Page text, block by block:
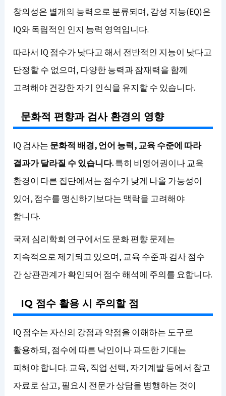
창의성은 별개의 능력으로 분류되며, 감성 지능(EQ)은
IQ와 독립적인 인지 능력 영역입니다.
따라서 IQ 점수가 낮다고 해서 전반적인 지능이 낮다고
단정할 수 없으며, 다양한 능력과 잠재력을 함께
고려해야 건강한 자기 인식을 유지할 수 있습니다.
문화적 편향과 검사 환경의 영향
IQ 검사는 문화적 배경, 언어 능력, 교육 수준에 따라
결과가 달라질 수 있습니다.특히 비영어권이나 교육
환경이 다른 집단에서는 점수가 낮게 나올 가능성이
있어, 점수를 맹신하기보다는 맥락을 고려해야
합니다.
국제 심리학회 연구에서도 문화 편향 문제는
지속적으로 제기되고 있으며, 교육 수준과 검사 점수
간 상관관계가 확인되어 점수 해석에 주의를 요합니다.
IQ 점수 활용 시 주의할 점
IQ 점수는 자신의 강점과 약점을 이해하는 도구로
활용하되, 점수에 따른 낙인이나 과도한 기대는
피해야 합니다. 교육, 직업 선택, 자기계발 등에서 참고
자료로 삼고, 필요시 전문가 상담을 병행하는 것이